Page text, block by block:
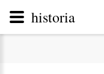
historia